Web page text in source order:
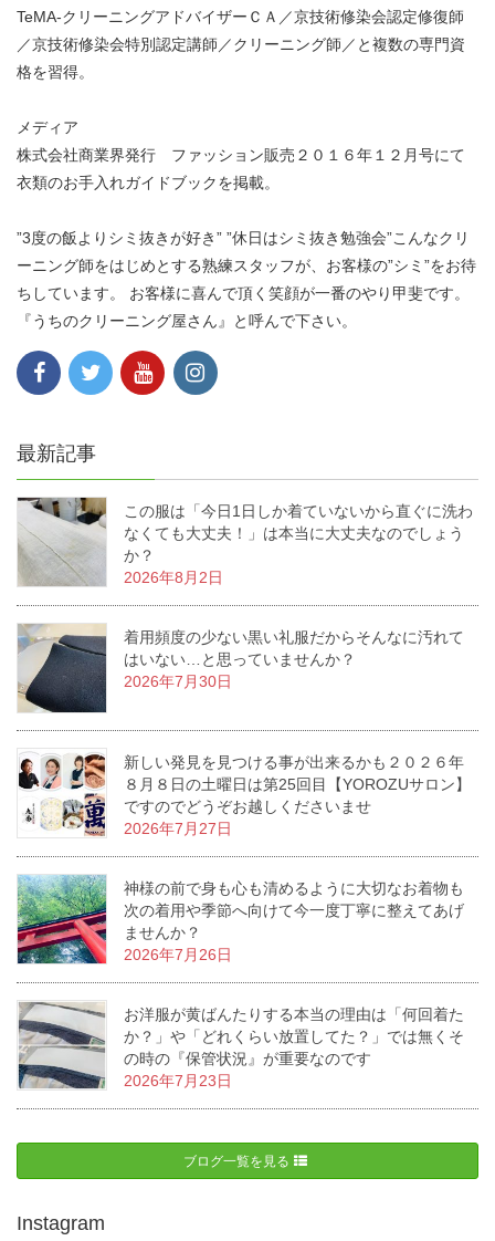
TeMA-クリーニングアドバイザーＣＡ／京技術修染会認定修復師
／京技術修染会特別認定講師／クリーニング師／と複数の専門資
格を習得。
メディア
株式会社商業界発行 ファッション販売２０１６年１２月号にて
衣類のお手入れガイドブックを掲載。
”3度の飯よりシミ抜きが好き” ”休日はシミ抜き勉強会”こんなクリ
ーニング師をはじめとする熟練スタッフが、お客様の”シミ”をお待
ちしています。 お客様に喜んで頂く笑顔が一番のやり甲斐です。
『うちのクリーニング屋さん』と呼んで下さい。
最新記事
この服は「今日1日しか着ていないから直ぐに洗わ
なくても大丈夫！」は本当に大丈夫なのでしょう
か？
2026年8月2日
着用頻度の少ない黒い礼服だからそんなに汚れて
はいない…と思っていませんか？
2026年7月30日
新しい発見を見つける事が出来るかも２０２６年
８月８日の土曜日は第25回目【YOROZUサロン】
ですのでどうぞお越しくださいませ
2026年7月27日
神様の前で身も心も清めるように大切なお着物も
次の着用や季節へ向けて今一度丁寧に整えてあげ
ませんか？
2026年7月26日
お洋服が黄ばんたりする本当の理由は「何回着た
か？」や「どれくらい放置してた？」では無くそ
の時の『保管状況』が重要なのです
2026年7月23日
ブログ一覧を見る
Instagram